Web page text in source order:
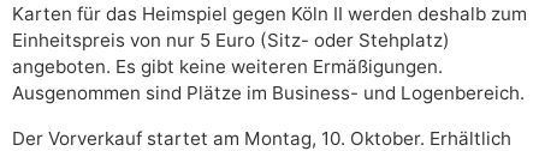
Karten für das Heimspiel gegen Köln II werden deshalb zum
Einheitspreis von nur 5 Euro (Sitz- oder Stehplatz)
angeboten. Es gibt keine weiteren Ermäßigungen.
Ausgenommen sind Plätze im Business- und Logenbereich.
Der Vorverkauf startet am Montag, 10. Oktober. Erhältlich